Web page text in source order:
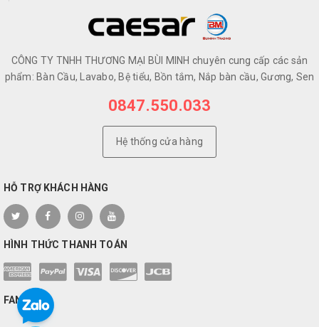
CÔNG TY TNHH THƯƠNG MẠI BÙI MINH chuyên cung cấp các sản
phẩm: Bàn Cầu, Lavabo, Bệ tiểu, Bồn tắm, Nắp bàn cầu, Gương, Sen
0847.550.033
Hệ thống cửa hàng
HỖ TRỢ KHÁCH HÀNG
HÌNH THỨC THANH TOÁN
FANPAGE